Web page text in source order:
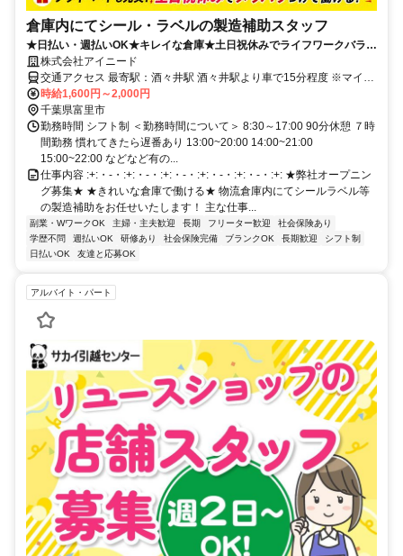
倉庫内にてシール・ラベルの製造補助スタッフ
★日払い・週払いOK★キレイな倉庫★土日祝休みでライフワークバラン
ス抜群★未経験OK★やる気があればOK★高時給で稼げる★
株式会社アイニード
交通アクセス 最寄駅：酒々井駅 酒々井駅より車で15分程度 ※マイカ
ー通勤・バイク通勤OK
時給1,600円～2,000円
千葉県富里市
勤務時間 シフト制 ＜勤務時間について＞ 8:30～17:00 90分休憩 ７時
間勤務 慣れてきたら遅番あり 13:00~20:00 14:00~21:00
15:00~22:00 などなど有の...
仕事内容 :+:・-・:+:・-・:+:・-・:+:・-・:+:・-・:+: ★弊社オープニン
グ募集★ ★きれいな倉庫で働ける★ 物流倉庫内にてシールラベル等
の製造補助をお任せいたします！ 主な仕事...
副業・WワークOK 主婦・主夫歓迎 長期 フリーター歓迎
社会保険あり
学歴不問
週払いOK 研修あり 社会保険完備 ブランクOK 長期歓迎
シフト制
日払いOK
友達と応募OK
アルバイト・パート